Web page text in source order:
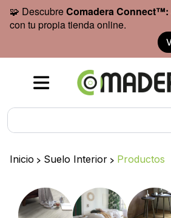
🧩 DescubreComadera Connect™:
con tu propia tienda online.
Inicio > Suelo Interior > Productos